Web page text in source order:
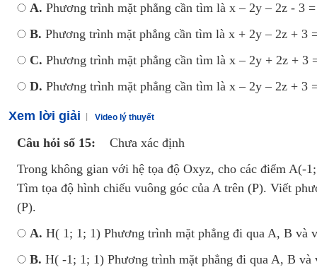
A. Phương trình mặt phẳng cần tìm là x – 2y – 2z - 3
B. Phương trình mặt phẳng cần tìm là x + 2y – 2z +
C. Phương trình mặt phẳng cần tìm là x – 2y + 2z +
D. Phương trình mặt phẳng cần tìm là x – 2y – 2z +
Xem lời giải Video lý thuyết
Câu hỏi số 15:
Chưa xác định
Trong không gian với hệ tọa độ Oxyz, cho các điểm
Tìm tọa độ hình chiếu vuông góc của A trên (P). Viết
(P).
A. H( 1; 1; 1) Phương trình mặt phẳng đi qua A, B
B. H( -1; 1; 1) Phương trình mặt phẳng đi qua A, B